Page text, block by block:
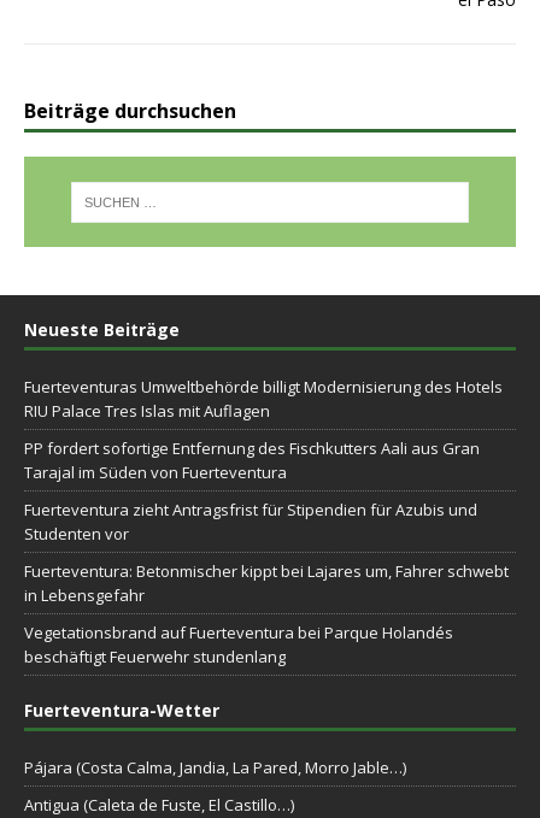
Beiträge durchsuchen
Neueste Beiträge
Fuerteventuras Umweltbehörde billigt Modernisierung des Hotels
RIU Palace Tres Islas mit Auflagen
PP fordert sofortige Entfernung des Fischkutters Aali aus Gran
Tarajal im Süden von Fuerteventura
Fuerteventura zieht Antragsfrist für Stipendien für Azubis und
Studenten vor
Fuerteventura: Betonmischer kippt bei Lajares um, Fahrer schwebt
in Lebensgefahr
Vegetationsbrand auf Fuerteventura bei Parque Holandés
beschäftigt Feuerwehr stundenlang
Fuerteventura-Wetter
Pájara (Costa Calma, Jandia, La Pared, Morro Jable…)
Antigua (Caleta de Fuste, El Castillo…)